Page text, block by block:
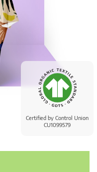
Certified by Control Union
CU1099579